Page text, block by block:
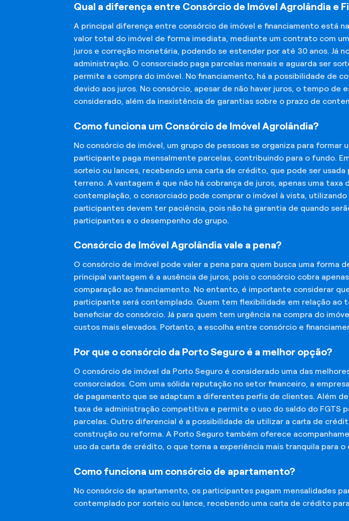
Qual a diferença entre Consórcio de Imóvel Agrolândia e
A principal diferença entre consórcio de imóvel e financiamento está
valor total do imóvel de forma imediata, mediante um contrato com
juros e correção monetária, podendo se estender por até 30 anos. Já
administração. O consorciado paga parcelas mensais e aguarda ser
permite a compra do imóvel. No financiamento, há a possibilidade de
devido aos juros. No consórcio, apesar de não haver juros, o tempo
considerado, além da inexistência de garantias sobre o prazo de
Como funciona um Consórcio de Imóvel Agrolândia?
No consórcio de imóvel, um grupo de pessoas se organiza para formar
participante paga mensalmente parcelas, contribuindo para o fundo.
sorteio ou lances, recebendo uma carta de crédito, que pode ser
terreno. A vantagem é que não há cobrança de juros, apenas uma
contemplação, o consorciado pode comprar o imóvel à vista,
participantes devem ter paciência, pois não há garantia de quando
participantes e o desempenho do grupo.
Consórcio de Imóvel Agrolândia vale a pena?
O consórcio de imóvel pode valer a pena para quem busca uma forma
principal vantagem é a ausência de juros, pois o consórcio cobra
comparação ao financiamento. No entanto, é importante considerar
participante será contemplado. Quem tem flexibilidade em relação ao
beneficiar do consórcio. Já para quem tem urgência na compra do
custos mais elevados. Portanto, a escolha entre consórcio e
Por que o consórcio da Porto Seguro é a melhor opção?
O consórcio de imóvel da Porto Seguro é considerado uma das
consorciados. Com uma sólida reputação no setor financeiro, a
de pagamento que se adaptam a diferentes perfis de clientes. Além
taxa de administração competitiva e permite o uso do saldo do FGTS
parcelas. Outro diferencial é a possibilidade de utilizar a carta de
construção ou reforma. A Porto Seguro também oferece
uso da carta de crédito, o que torna a experiência mais tranquila para o
Como funciona um consórcio de apartamento?
No consórcio de apartamento, os participantes pagam mensalidades
contemplado por sorteio ou lance, recebendo uma carta de crédito